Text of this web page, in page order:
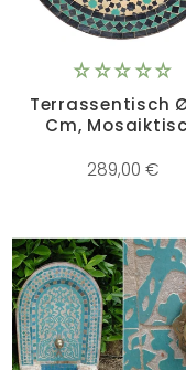
Terrassentisch
Cm,
289,00 €